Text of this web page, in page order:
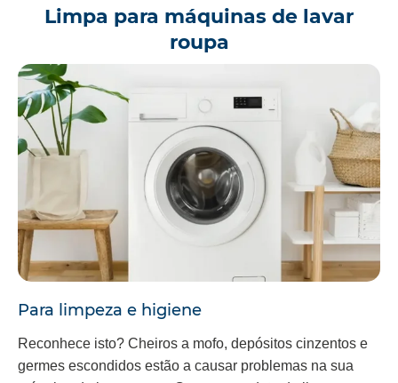
Limpa para máquinas de lavar
roupa
Para limpeza e higiene
Reconhece isto? Cheiros a mofo, depósitos cinzentos e
germes escondidos estão a causar problemas na sua